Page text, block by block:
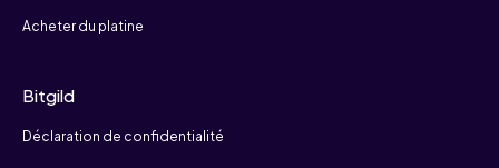
Acheter du platine
Bitgild
Déclaration de confidentialité